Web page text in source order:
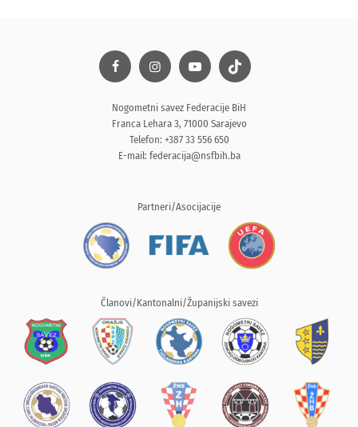
Nogometni savez Federacije BiH
Franca Lehara 3, 71000 Sarajevo
Telefon: +387 33 556 650
E-mail: federacija@nsfbih.ba
Partneri/Asocijacije
Članovi/Kantonalni/Županijski savezi